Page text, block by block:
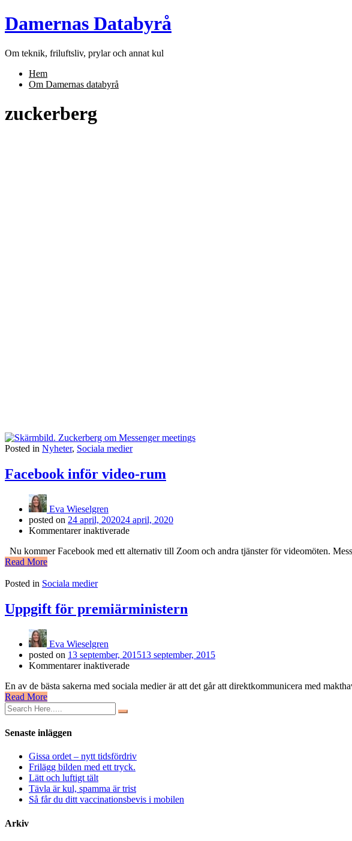
Skip
to
Damernas Databyrå
Om teknik, friluftsliv, prylar och annat kul
Hem
Om Damernas databyrå
zuckerberg
Posted in Nyheter, Sociala medier
Facebook inför video-rum
Eva Wieselgren
posted on 24 april, 202024 april, 2020
Kommentarer inaktiveradeför
inför
Nu kommer Facebook med ett alternativ till Zoom och andra tjänster för videomöten.
Read More
Posted in Sociala medier
Uppgift för premiärministern
Eva Wieselgren
posted on 13 september, 201513 september, 2015
Kommentarer inaktiveradeför
för
En av de bästa sakerna med sociala medier är att det går att direktkommunicera med
Read More
Senaste inläggen
Gissa ordet – nytt tidsfördriv
Frilägg bilden med ett tryck.
Lätt och luftigt tält
Tävla är kul, spamma är trist
Så får du ditt vaccinationsbevis i mobilen
Arkiv